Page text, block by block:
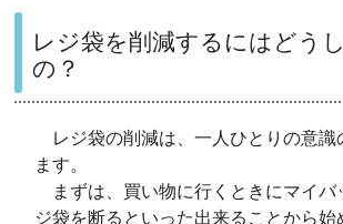
レジ袋を削減するにはどう
の？
レジ袋の削減は、一人ひとりの意識
ます。
まずは、買い物に行くときにマイバ
ジ袋を断るといった出来ることから始